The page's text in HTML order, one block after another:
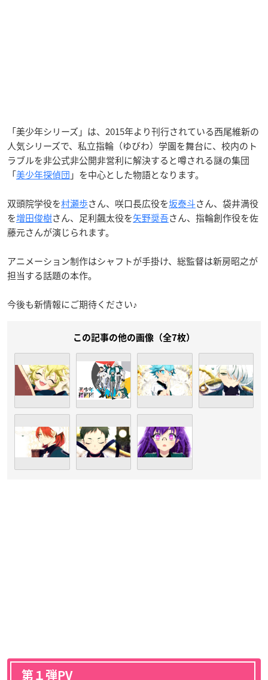
「美少年シリーズ」は、2015年より刊行されている西尾維新の
人気シリーズで、私立指輪（ゆびわ）学園を舞台に、校内のト
ラブルを非公式非公開非営利に解決すると噂される謎の集団
「美少年探偵団 」を中心とした物語となります。
双頭院学役を村瀬歩さん、咲口長広役を坂泰斗さん、袋井満役
を増田俊樹さん、足利飆太役を矢野奨吾さん、指輪創作役を佐
藤元さんが演じられます。
アニメーション制作はシャフトが手掛け、総監督は新房昭之が
担当する話題の本作。
今後も新情報にご期待ください♪
この記事の他の画像（全7枚）
第１弾PV